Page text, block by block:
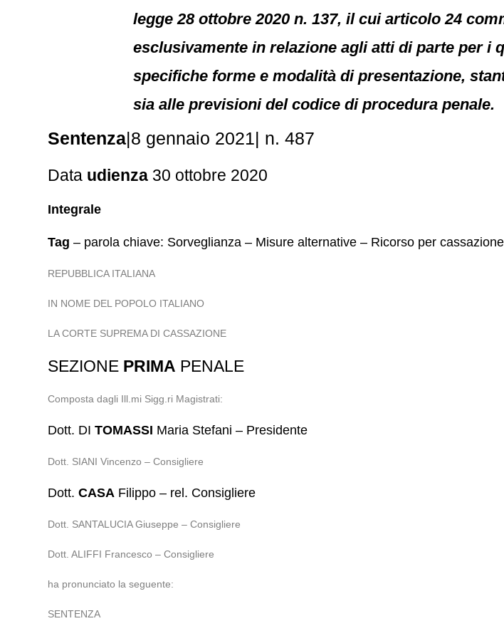
legge 28 ottobre 2020 n. 137, il cui articolo 24
esclusivamente in relazione agli atti di parte per i
specifiche forme e modalità di presentazione,
sia alle previsioni del codice di procedura penale.
Sentenza|8 gennaio 2021| n. 487
Data udienza 30 ottobre 2020
Integrale
Tag – parola chiave: Sorveglianza – Misure alternative – Ricorso per
REPUBBLICA ITALIANA
IN NOME DEL POPOLO ITALIANO
LA CORTE SUPREMA DI CASSAZIONE
SEZIONE PRIMA PENALE
Composta dagli Ill.mi Sigg.ri Magistrati:
Dott. DITOMASSI Maria Stefani – Presidente
Dott. SIANI Vincenzo – Consigliere
Dott.CASA Filippo – rel. Consigliere
Dott. SANTALUCIA Giuseppe – Consigliere
Dott. ALIFFI Francesco – Consigliere
ha pronunciato la seguente:
SENTENZA